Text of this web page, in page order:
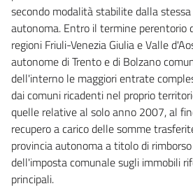
secondo modalità stabilite dalla
autonoma. Entro il termine perentorio
regioni Friuli-Venezia Giulia e Valle
autonome di Trento e di Bolzano
dell'interno le maggiori entrate
dai comuni ricadenti nel proprio
quelle relative al solo anno 2007, al
recupero a carico delle somme
provincia autonoma a titolo di
dell'imposta comunale sugli immobili
principali.